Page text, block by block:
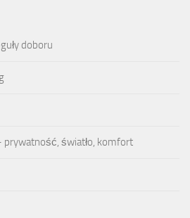
doboru
prywatność, światło, komfort